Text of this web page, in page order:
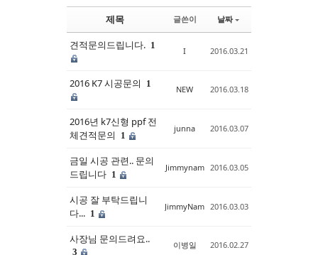
제목 글쓴이 날짜
견적문의드립니다. 1
I 2016.03.21
2016 K7 시공문의 1
NEW 2016.03.18
2016년 k7신형 ppf 전
체견적문의
1
junna 2016.03.07
금일 시공 관련.. 문의
드립니다 1
Jimmynam 2016.03.05
시공 잘 부탁드립니
다... 1
JimmyNam 2016.03.03
사장님 문의드려요..
3
이병일 2016.02.27